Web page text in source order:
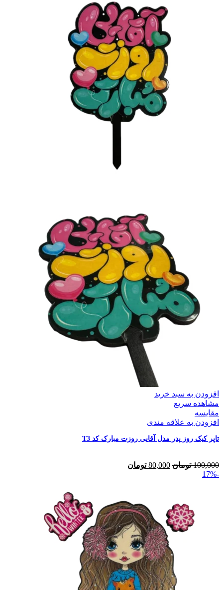
افزودن به سبد خرید
مشاهده سریع
مقایسه
افزودن به علاقه مندی
تاپر کیک روز پدر مدل آقایی روزت مبارک کد T3
100,000 تومان 80,000 تومان
-17%